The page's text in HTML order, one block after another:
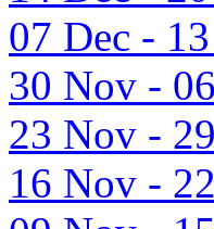
07 Dec -
30 Nov -
23 Nov -
16 Nov -